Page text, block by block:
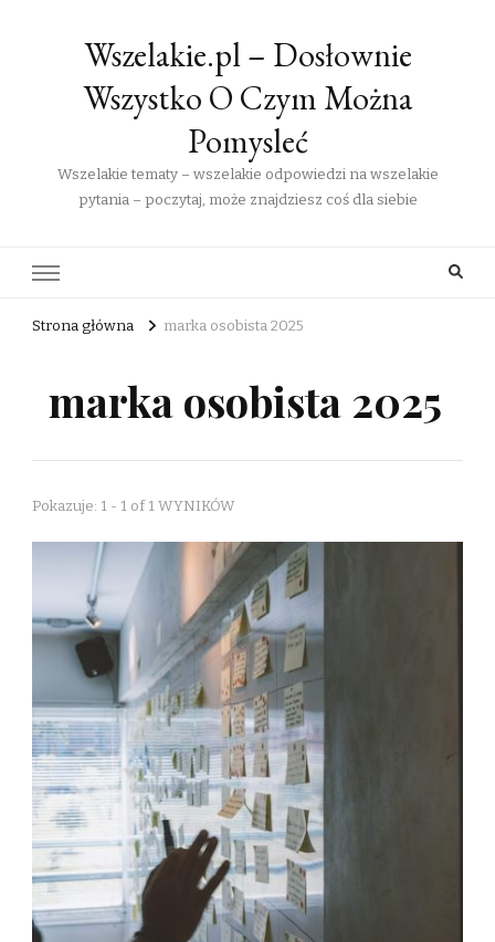
Wszelakie.pl – Dosłownie
Wszystko O Czym Można
Pomysleć
Wszelakie tematy – wszelakie odpowiedzi na wszelakie
pytania – poczytaj, może znajdziesz coś dla siebie
Strona główna marka osobista 2025
marka osobista 2025
Pokazuje: 1 - 1 of 1 WYNIKÓW